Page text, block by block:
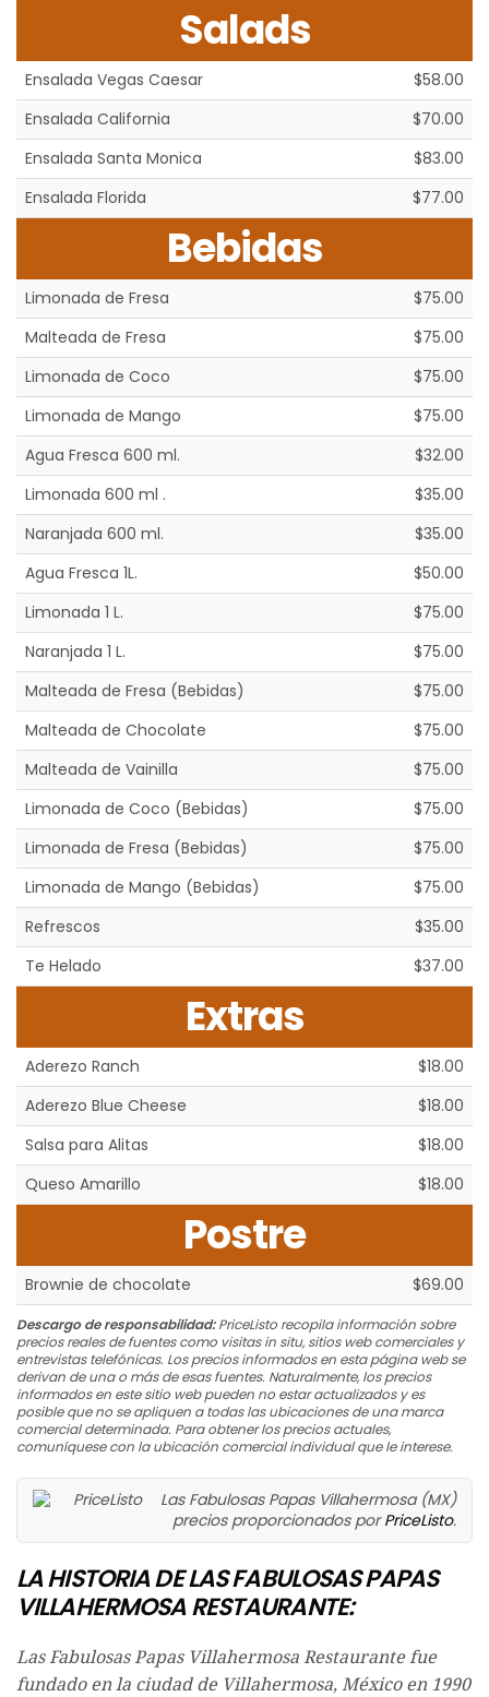
Salads
Ensalada Vegas Caesar
$58.00
Ensalada California
$70.00
Ensalada Santa Monica
$83.00
Ensalada Florida
$77.00
Bebidas
Limonada de Fresa
$75.00
Malteada de Fresa
$75.00
Limonada de Coco
$75.00
Limonada de Mango
$75.00
Agua Fresca 600 ml.
$32.00
Limonada 600 ml .
$35.00
Naranjada 600 ml.
$35.00
Agua Fresca 1L.
$50.00
Limonada 1 L.
$75.00
Naranjada 1 L.
$75.00
Malteada de Fresa (Bebidas)
$75.00
Malteada de Chocolate
$75.00
Malteada de Vainilla
$75.00
Limonada de Coco (Bebidas)
$75.00
Limonada de Fresa (Bebidas)
$75.00
Limonada de Mango (Bebidas)
$75.00
Refrescos
$35.00
Te Helado
$37.00
Extras
Aderezo Ranch
$18.00
Aderezo Blue Cheese
$18.00
Salsa para Alitas
$18.00
Queso Amarillo
$18.00
Postre
Brownie de chocolate $69.00
Descargo de responsabilidad:PriceListo recopila información sobre
precios reales de fuentes como visitas in situ, sitios web comerciales y
entrevistas telefónicas. Los precios informados en esta página web se
derivan de una o más de esas fuentes. Naturalmente, los precios
informados en este sitio web pueden no estar actualizados y es
posible que no se apliquen a todas las ubicaciones de una marca
comercial determinada. Para obtener los precios actuales,
comuníquese con la ubicación comercial individual que le interese.
Las Fabulosas Papas Villahermosa (MX)
precios proporcionados porPriceListo.
LA HISTORIA DE LAS FABULOSAS PAPAS
VILLAHERMOSA RESTAURANTE:
Las Fabulosas Papas Villahermosa Restaurante fue
fundado en la ciudad de Villahermosa, México en 1990